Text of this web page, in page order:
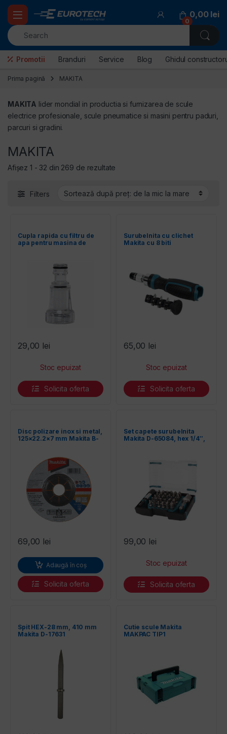
Skip to navigation
Skip to content
0
0,00 lei
Promotii Branduri Service Blog Ghidul
Prima pagină MAKITA
MAKITA lider mondial in productia si furnizarea de scule
electrice profesionale, scule pneumatice si masini pentru paduri,
parcuri si gradini.
MAKITA
Afișez 1 - 32 din 269 de rezultate
Filters
Cupla rapida cu filtru de
apa pentru masina de
29,00 lei
Solicita oferta
Surubelnita cu clichet
Makita cu 8 biti
65,00 lei
Solicita oferta
Disc polizare inox si metal,
125×22.2×7 mm Makita B-
69,00 lei
Adaugă în coș
Solicita oferta
Set capete surubelnita
Makita D-65084, hex 1/4″,
99,00 lei
Solicita oferta
Spit HEX-28 mm, 410 mm
Makita D-17631
Cutie scule Makita
MAKPAC TIP1